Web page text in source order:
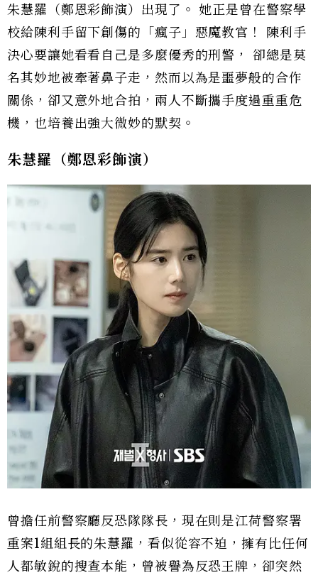
朱慧羅（鄭恩彩飾演）出現了。 她正是曾在警察學
校給陳利手留下創傷的「瘋子」惡魔教官！ 陳利手
決心要讓她看看自己是多麼優秀的刑警， 卻總是莫
名其妙地被牽著鼻子走，然而以為是噩夢般的合作
關係，卻又意外地合拍，兩人不斷攜手度過重重危
機，也培養出強大微妙的默契。
朱慧羅（鄭恩彩飾演）
曾擔任前警察廳反恐隊隊長，現在則是江荷警察署
重案1組組長的朱慧羅，看似從容不迫，擁有比任何
人都敏銳的搜查本能，曾被譽為反恐王牌，卻突然